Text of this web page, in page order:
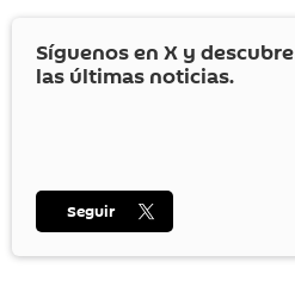
Síguenos en X y descubre
las últimas noticias.
Seguir